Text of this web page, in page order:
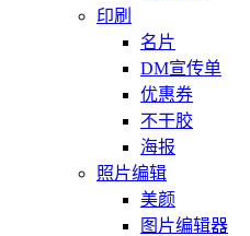
印刷
名片
DM宣传单
优惠券
不干胶
海报
照片编辑
美颜
图片编辑器